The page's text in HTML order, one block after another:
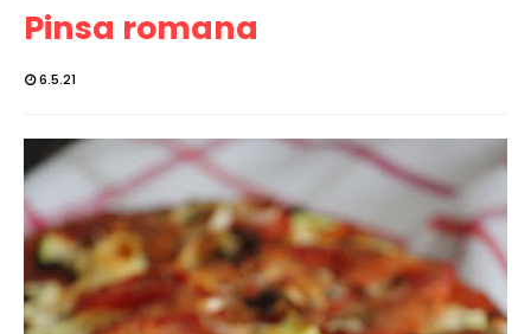
Pinsa romana
6.5.21